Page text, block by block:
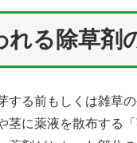
れる除草剤
する前もしくは雑草
茎に薬液を散布する